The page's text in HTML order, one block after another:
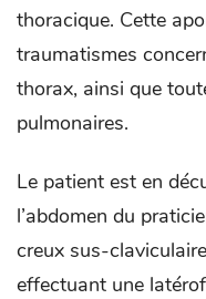
thoracique. Cette
traumatismes
thorax, ainsi que
pulmonaires.
Le patient est en
l’abdomen du
creux sus-
effectuant une